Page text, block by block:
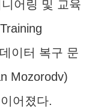
어링 및 교육
이터 복구 문
Mozorodv)
어졌다.